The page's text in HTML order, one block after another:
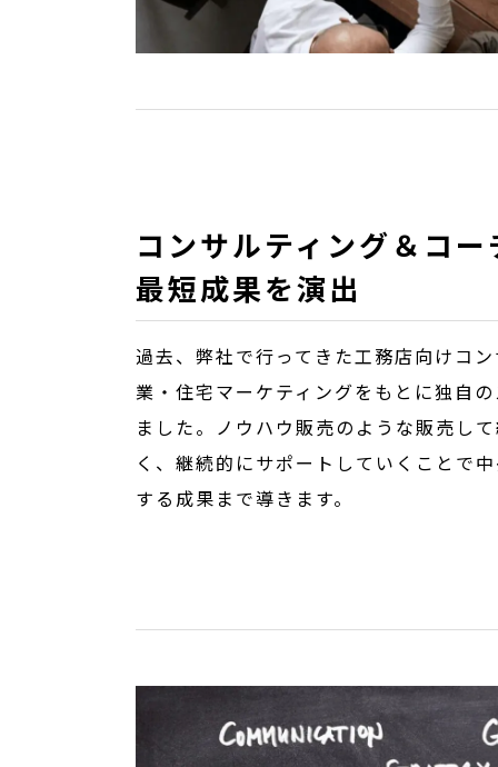
コンサルティング＆コ
最短成果を演出
過去、弊社で行ってきた工務店向けコ
業・住宅マーケティングをもとに独自
ました。ノウハウ販売のような販売し
く、継続的にサポートしていくことで
する成果まで導きます。